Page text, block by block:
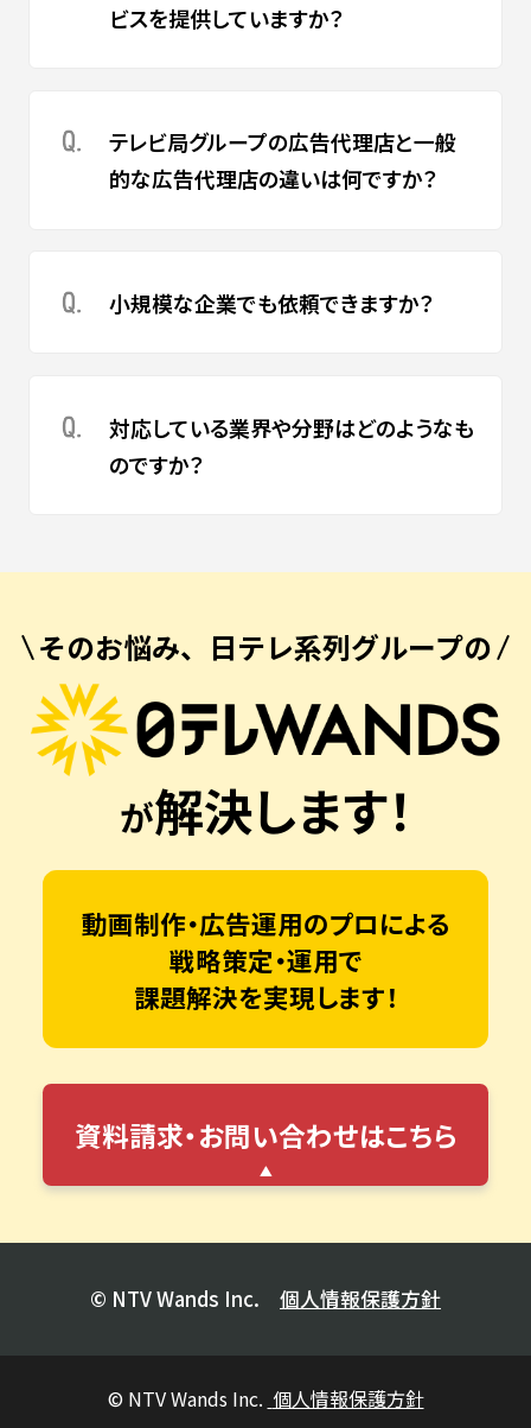
ビスを提供していますか？
テレビ局グループの広告代理店と一般
的な広告代理店の違いは何ですか？
小規模な企業でも依頼できますか？
対応している業界や分野はどのようなも
のですか？
そのお悩み、日テレ系列グループの
が解決します！
動画制作・広告運用のプロによる
戦略策定・運用で
課題解決を実現します！
資料請求・お問い合わせはこちら
© NTV Wands Inc. 個人情報保護方針
© NTV Wands Inc. 個人情報保護方針